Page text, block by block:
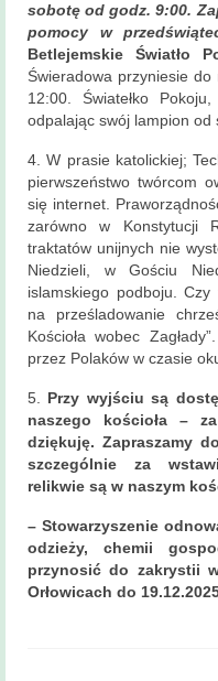
sobotę od godz. 9:00.
pomocy w
Betlejemskie Światło
Świeradowa przyniesie
12:00. Światełko
odpalając swój lampion od
4. W prasie katolickiej;
pierwszeństwo twórcom
się internet.
zarówno w Konstytucji
traktatów unijnych nie
Niedzieli, w Gościu
islamskiego podboju. Czy
na prześladowanie
Kościoła wobec
przez Polaków w czasie
5. Przy wyjściu są
naszego kościoła –
dziękuję. Zapraszamy
szczególnie za
relikwie są w naszym
– Stowarzyszenie
odzieży, chemii
przynosić do zakrystii
Orłowicach do